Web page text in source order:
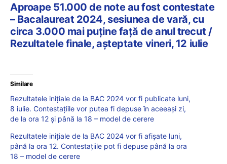
Aproape 51.000 de note au fost contestate
– Bacalaureat 2024, sesiunea de vară, cu
circa 3.000 mai puține față de anul trecut /
Rezultatele finale, așteptate vineri, 12 iulie
Similare
Rezultatele inițiale de la BAC 2024 vor fi publicate luni,
8 iulie. Contestațiile vor putea fi depuse în aceeași zi,
de la ora 12 și până la 18 – model de cerere
Rezultatele inițiale de la BAC 2024 vor fi afișate luni,
până la ora 12. Contestațiile pot fi depuse până la ora
18 – model de cerere